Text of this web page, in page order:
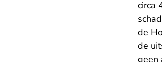
circa
de
de